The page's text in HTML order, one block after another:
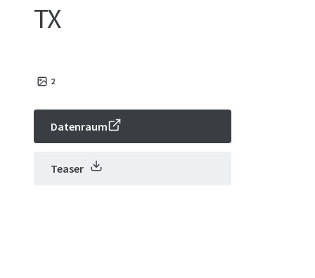
TX
2
Datenraum
Teaser